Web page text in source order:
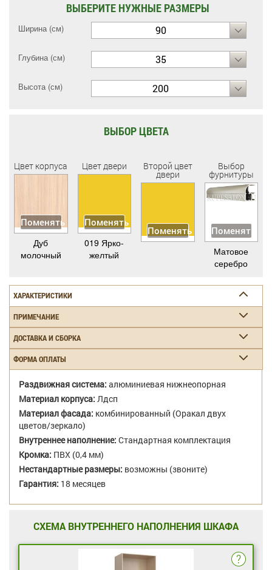
ВЫБЕРИТЕ НУЖНЫЕ РАЗМЕРЫ
Ширина (см) 90
Глубина (см) 35
Высота (см) 200
ВЫБОР ЦВЕТА
Цвет корпуса
Поменять
Дуб
молочный
Цвет двери
Поменять
019 Ярко-
желтый
Второй цвет
двери
Поменять
Выбор
фурнитуры
Поменять
Матовое
серебро
ХАРАКТЕРИСТИКИ
ПРИМЕЧАНИЕ
ДОСТАВКА И СБОРКА
ФОРМА ОПЛАТЫ
Раздвижная система: алюминиевая нижнеопорная
Материал корпуса: Лдсп
Материал фасада: комбинированный (Оракал двух
цветов/зеркало)
Внутреннее наполнение: Стандартная комплектация
Кромка: ПВХ (0,4 мм)
Нестандартные размеры: возможны (звоните)
Гарантия: 18 месяцев
СХЕМА ВНУТРЕННЕГО НАПОЛНЕНИЯ ШКАФА